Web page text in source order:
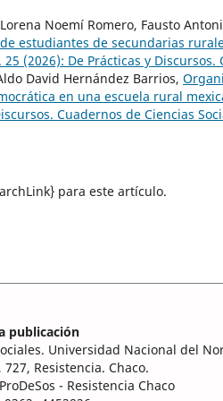
Noemí Romero, Fausto
estudiantes de secundarias
(2026): De Prácticas y
David Hernández Barrios,
en una escuela rural
Cuadernos de Ciencias
para este artículo.
publicación
Universidad Nacional del
Resistencia. Chaco.
- Resistencia Chaco